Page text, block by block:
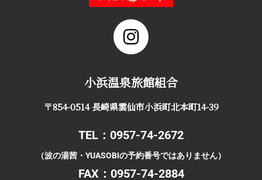
小浜温泉旅館組合
〒854-0514 長崎県雲仙市小浜町北本町14-39
TEL：0957-74-2672
（波の湯茜・YUASOBIの予約番号ではありません）
FAX：0957-74-2884